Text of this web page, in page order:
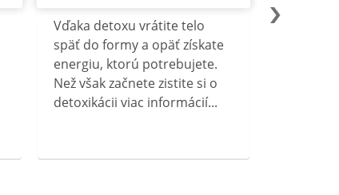
Vďaka detoxu vrátite telo
späť do formy a opäť získate
energiu, ktorú potrebujete.
Než však začnete zistite si o
detoxikácii viac informácií...